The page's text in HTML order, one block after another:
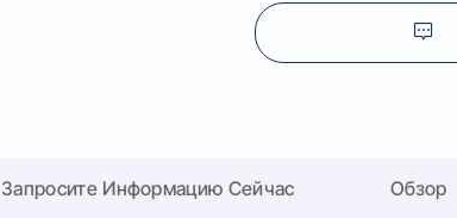
Запросите Информацию Сейчас Обзор